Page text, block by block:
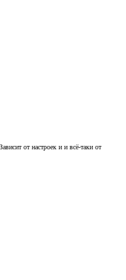
от настроек и и всё-таки от